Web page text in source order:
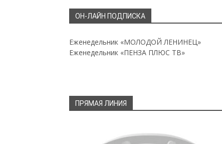
ОН-ЛАЙН ПОДПИСКА
Еженедельник «МОЛОДОЙ ЛЕНИНЕЦ»
Еженедельник «ПЕНЗА ПЛЮС ТВ»
ПРЯМАЯ ЛИНИЯ